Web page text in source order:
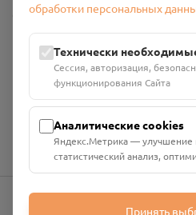
Общество с ограниченной
Проект Помним»
ИНН: 6700029207 ОГРН:
Юридический адрес: 216790,
Руднянский, г. Рудня, улица
Номер счёта:
обработки персональных
Технически
Сессия, авторизация,
функционирования Сайта
Аналитические cookies
Яндекс.Метрика — улучшение
статистический анализ,
Принять